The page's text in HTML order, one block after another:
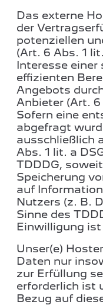
Das externe
der
potenziellen
(Art. 6 Abs. 1
Interesse einer
effizienten
Angebots
Anbieter (Art. 6
Sofern eine
abgefragt
ausschließlich
Abs. 1 lit. a
TDDDG,
Speicherung
auf
Nutzers (z. B.
Sinne des
Einwilligung
Unser(e)
Daten nur
zur Erfüllung
erforderlich ist
Bezug auf